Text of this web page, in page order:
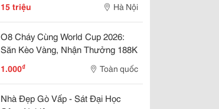
15 triệu Hà Nội
O8 Cháy Cùng World Cup 2026:
Săn Kèo Vàng, Nhận Thưởng 188K
1.000₫ Toàn quốc
Nhà Đẹp Gò Vấp - Sát Đại Học